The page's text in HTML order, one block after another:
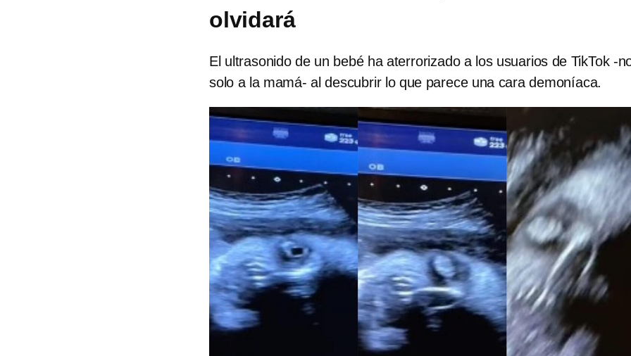
olvidará
El ultrasonido de un bebé ha aterrorizado a los usuarios de TikTok -
solo a la mamá- al descubrir lo que parece una cara demoníaca.